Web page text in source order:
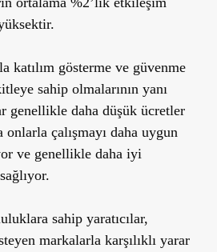
katılım gösterme ve güvenme
sahip olmalarının yanı
genellikle daha düşük ücretler
çalışmayı daha uygun
ve genellikle daha iyi
sahip yaratıcılar,
markalarla karşılıklı yarar